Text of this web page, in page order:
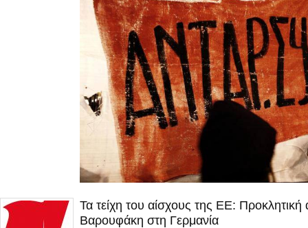
Τα τείχη του αίσχους της ΕΕ:
Βαρουφάκη στη Γερμανία